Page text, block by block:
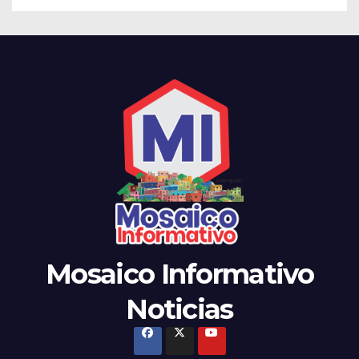
Mosaico Informativo
Noticias